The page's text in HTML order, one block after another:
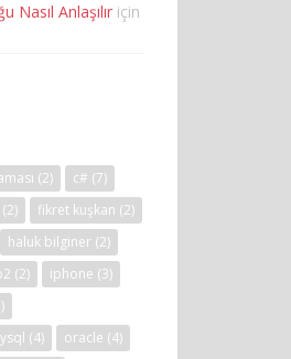
Nasıl Anlaşılır için
(2) c# (7)
(2) fikret kuşkan (2)
haluk bilginer (2)
(2) iphone (3)
(4) oracle (4)